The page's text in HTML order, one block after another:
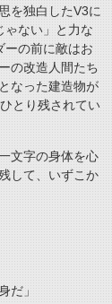
を独白したV3に
ゃない」と力な
ーの前に敵はお
の改造人間たち
なった建造物が
とり残されてい
文字の身体を心
して、いずこか
だ」